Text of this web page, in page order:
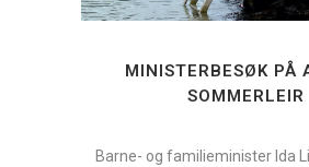
MINISTERBESØK PÅ
SOMMERLEIR
Barne- og familieminister Ida